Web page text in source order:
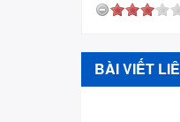
BÀI VIẾT